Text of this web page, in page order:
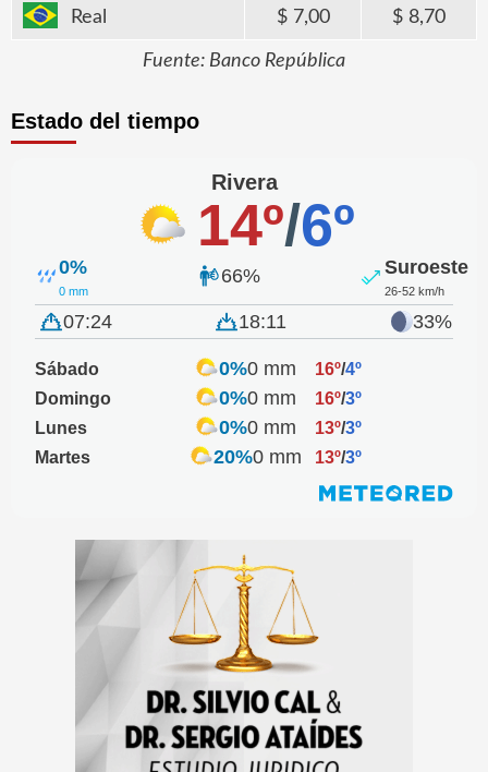
Real 7,00 8,70
Fuente: Banco República
Estado del tiempo
Rivera
14º/6º
0%
0 mm
66% Suroeste
26-52 km/h
07:24 18:11 33%
Sábado 0%0 mm 16º/4º
Domingo
0%0 mm 16º/3º
Lunes
0%0 mm 13º/3º
Martes
20%0 mm 13º/3º